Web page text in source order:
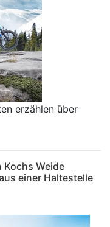
erzählen über
Kochs Weide
einer Haltestelle